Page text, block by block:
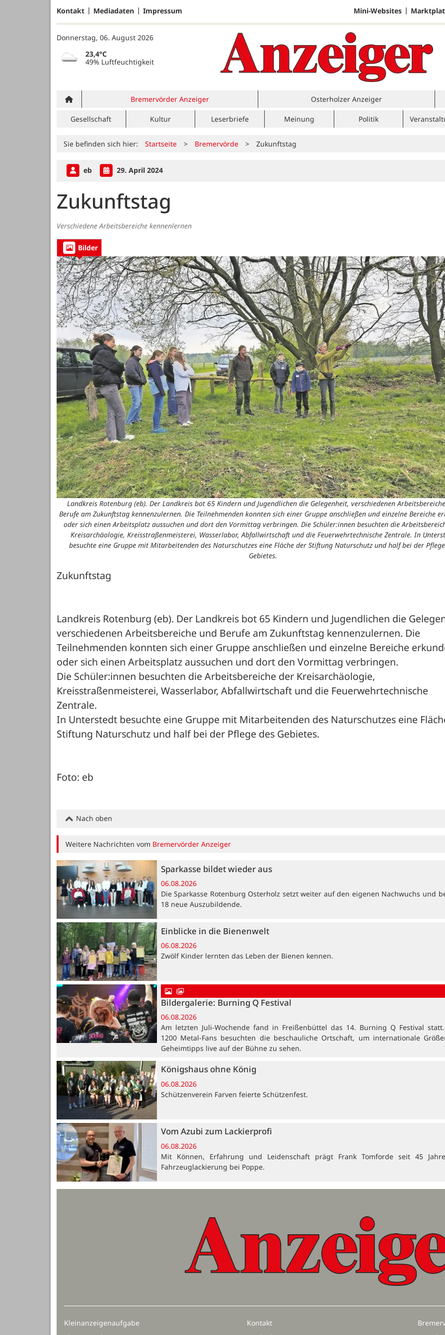
Kontakt Mediadaten Impressum Mini-Websites
Donnerstag, 06. August 2026
23,4°C
49% Luftfeuchtigkeit
Bremervörder Anzeiger Osterholzer Anzeiger
Gesellschaft Kultur Leserbriefe Meinung Politik
Sie befinden sich hier: Startseite > Bremervörde > Zukunftstag
eb 29. April 2024
Zukunftstag
Verschiedene Arbeitsbereiche kennenlernen
Bilder
Landkreis Rotenburg (eb). Der Landkreis bot 65 Kindern und Jugendlichen die Gelegenheit, verschiedenen
Berufe am Zukunftstag kennenzulernen. Die Teilnehmenden konnten sich einer Gruppe anschließen und einzelne Bereiche
oder sich einen Arbeitsplatz aussuchen und dort den Vormittag verbringen. Die Schüler:innen besuchten die
Kreisarchäologie, Kreisstraßenmeisterei, Wasserlabor, Abfallwirtschaft und die Feuerwehrtechnische Zentrale. In
besuchte eine Gruppe mit Mitarbeitenden des Naturschutzes eine Fläche der Stiftung Naturschutz und half bei der
Gebietes.
Zukunftstag
Landkreis Rotenburg (eb). Der Landkreis bot 65 Kindern und Jugendlichen die
verschiedenen Arbeitsbereiche und Berufe am Zukunftstag kennenzulernen. Die
Teilnehmenden konnten sich einer Gruppe anschließen und einzelne Bereiche
oder sich einen Arbeitsplatz aussuchen und dort den Vormittag verbringen.
Die Schüler:innen besuchten die Arbeitsbereiche der Kreisarchäologie,
Kreisstraßenmeisterei, Wasserlabor, Abfallwirtschaft und die Feuerwehrtechnische
Zentrale.
In Unterstedt besuchte eine Gruppe mit Mitarbeitenden des Naturschutzes eine
Stiftung Naturschutz und half bei der Pflege des Gebietes.
Foto: eb
Nach oben
Weitere Nachrichten vom Bremervörder Anzeiger
Sparkasse bildet wieder aus
06.08.2026
Die Sparkasse Rotenburg Osterholz setzt weiter auf den eigenen Nachwuchs und
18 neue Auszubildende.
Einblicke in die Bienenwelt
06.08.2026
Zwölf Kinder lernten das Leben der Bienen kennen.
Bildergalerie: Burning Q Festival
06.08.2026
Am letzten Juli-Wochende fand in Freißenbüttel das 14. Burning Q Festival
1200 Metal-Fans besuchten die beschauliche Ortschaft, um internationale
Geheimtipps live auf der Bühne zu sehen.
Königshaus ohne König
06.08.2026
Schützenverein Farven feierte Schützenfest.
Vom Azubi zum Lackierprofi
06.08.2026
Mit Können, Erfahrung und Leidenschaft prägt Frank Tomforde seit 45
Fahrzeuglackierung bei Poppe.
Kleinanzeigenaufgabe
Kontakt